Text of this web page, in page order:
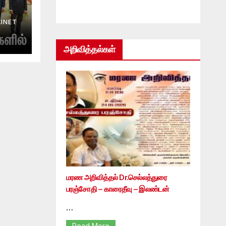
அறிவித்தல்கள்
மரண அறிவித்தல் Dr.செல்லத்துரை
பரஞ்சோதி – காரைதீவு – இலண்டன்
…